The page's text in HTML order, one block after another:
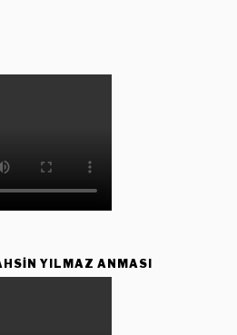
YILMAZ ANMASI